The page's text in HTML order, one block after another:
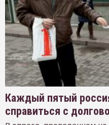
Каждый пятый
справиться с